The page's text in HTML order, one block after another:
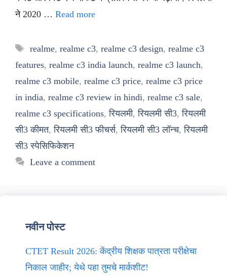
ने 2020 … Read more
Tags
realme, realme c3, realme c3 design, realme c3
features, realme c3 india launch, realme c3 launch,
realme c3 mobile, realme c3 price, realme c3 price
in india, realme c3 review in hindi, realme c3 sale,
realme c3 specifications,रियलमी,रियलमी सी3,रियलमी
सी3 कीमत,रियलमी सी3 फीचर्स,रियलमी सी3 लॉन्च,रियलमी
सी3 स्पेसिफिकेशन
Leave a comment
नवीन पोस्ट
CTET Result 2026: केंद्रीय शिक्षक पात्रता परीक्षेचा
निकाल जाहीर; येथे पहा तुमचे मार्कशीट!